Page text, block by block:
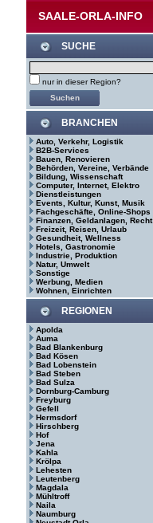
SAALE-ORLA-INFO
SUCHE
nur in dieser Region?
BRANCHEN
Auto, Verkehr, Logistik
B2B-Services
Bauen, Renovieren
Behörden, Vereine, Verbände
Bildung, Wissenschaft
Computer, Internet, Elektro
Dienstleistungen
Events, Kultur, Kunst, Musik
Fachgeschäfte, Online-Shops
Finanzen, Geldanlagen, Recht
Freizeit, Reisen, Urlaub
Gesundheit, Wellness
Hotels, Gastronomie
Industrie, Produktion
Natur, Umwelt
Sonstige
Werbung, Medien
Wohnen, Einrichten
REGIONEN
Apolda
Auma
Bad Blankenburg
Bad Kösen
Bad Lobenstein
Bad Steben
Bad Sulza
Dornburg-Camburg
Freyburg
Gefell
Hermsdorf
Hirschberg
Hof
Jena
Kahla
Krölpa
Lehesten
Leutenberg
Magdala
Mühltroff
Naila
Naumburg